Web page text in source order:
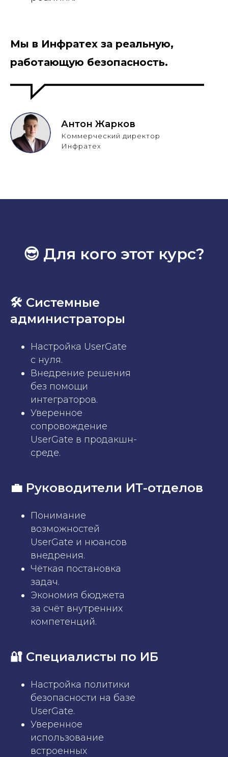
Мы в Инфратех за реальную,
работающую безопасность.
Антон Жарков
Коммерческий директор
Инфратех
😎 Для кого этот курс?
🛠 Системные
администраторы
Настройка UserGate
с нуля.
Внедрение решения
без помощи
интеграторов.
Уверенное
сопровождение
UserGate в продакшн-
среде.
💼 Руководители ИТ-отделов
Понимание
возможностей
UserGate и нюансов
внедрения.
Чёткая постановка
задач.
Экономия бюджета
за счёт внутренних
компетенций.
🔐 Специалисты по ИБ
Настройка политики
безопасности на базе
UserGate.
Уверенное
использование
встроенных